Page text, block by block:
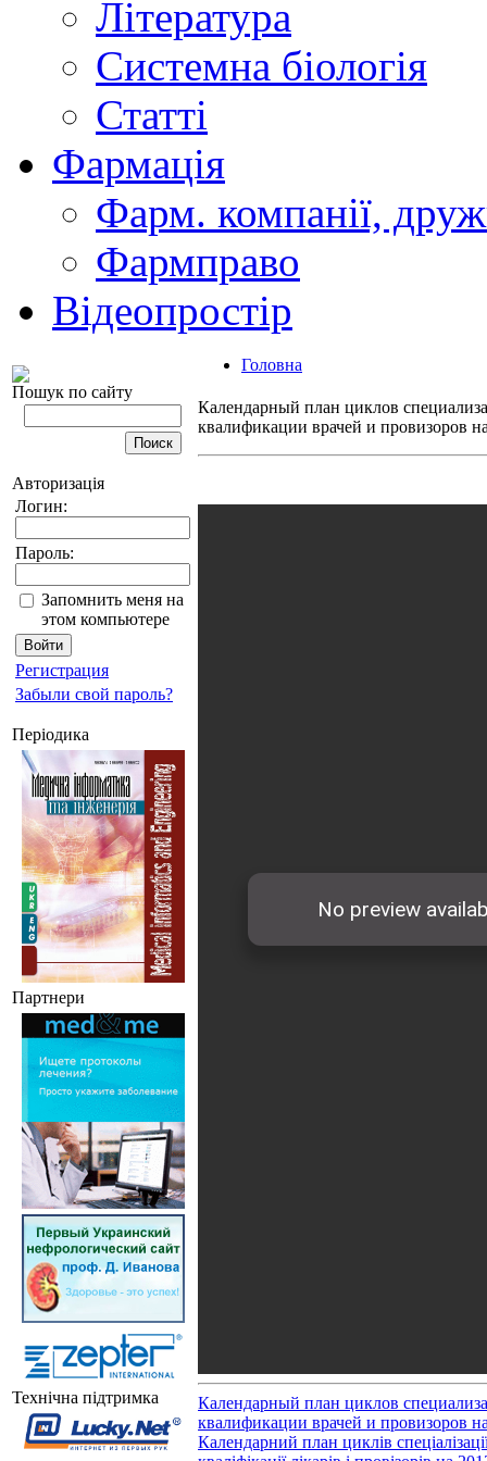
Література
Системна біологія
Статті
Фармація
Фарм. компанії,
Фармправо
Відеопростір
Пошук по сайту
Авторизація
Логин:
Пароль:
Запомнить меня на
этом компьютере
Регистрация
Забыли свой пароль?
Періодика
Партнери
Технічна підтримка
Головна
Календарный план циклов
квалификации врачей и провизоров
Календарный план циклов
квалификации врачей и провизоров
Календарний план циклів